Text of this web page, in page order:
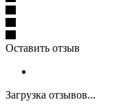
Оставить отзыв
Загрузка отзывов...